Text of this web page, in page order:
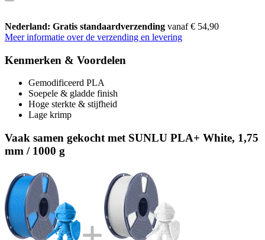
Nederland: Gratis standaardverzending vanaf € 54,90
Meer informatie over de verzending en levering
Kenmerken & Voordelen
Gemodificeerd PLA
Soepele & gladde finish
Hoge sterkte & stijfheid
Lage krimp
Vaak samen gekocht met SUNLU PLA+ White, 1,75
mm / 1000 g